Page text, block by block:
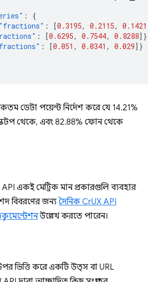
:
{
"fractions" : [0.3195, 0.2115, 0.1421
: [0.6295, 0.7544, 0.8288
: [0.051 , 0.0341 , 0.029]}
ডেটা পয়েন্ট নির্দেশ করে যে 14.21%
থেকে, এবং 82.88% ফোন থেকে
একই মেট্রিক মান প্রকারগুলি ব্যবহার
বিবরণের জন্য দৈনিক CrUX API
উল্লেখ করতে পারেন।
ভিত্তি করে একটি উত্স বা URL